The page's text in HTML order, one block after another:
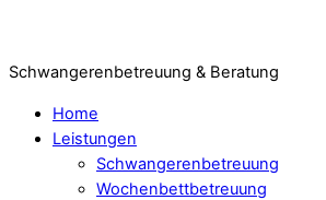
Schwangerenbetreuung & Beratung
Home
Leistungen
Schwangerenbetreuung
Wochenbettbetreuung